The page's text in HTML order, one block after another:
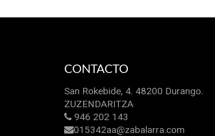
CONTACTO
San Rokebide, 4. 48200 Durango.
ZUZENDARITZA
946 202 143
015342aa@zabalarra.com